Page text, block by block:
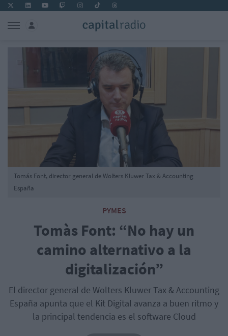
PYMES
Tomàs Font: “No hay un
camino alternativo a la
digitalización”
El director general de Wolters Kluwer Tax & Accounting
España apunta que el Kit Digital avanza a buen ritmo y
la principal tendencia es el software Cloud
Tomás Font, director general de Wolters Kluwer Tax & Accounting
España